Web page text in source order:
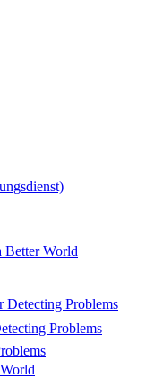
World
Problems
Problems